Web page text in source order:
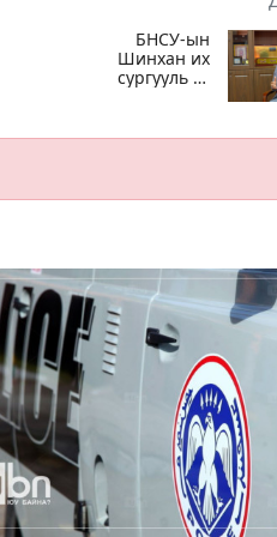
БНСУ-ын
Шинхан их
сургууль К-
мэргэжилд